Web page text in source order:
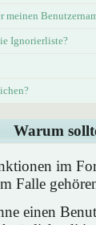
Ignorierliste?
Warum
im
Falle
einen